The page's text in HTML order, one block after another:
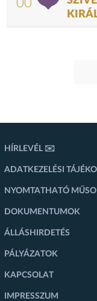
00
HÍRLEVÉL ✉️
ADATKEZELÉSI
NYOMTATHATÓ
DOKUMENTUMOK
ÁLLÁSHIRDETÉS
PÁLYÁZATOK
KAPCSOLAT
IMPRESSZUM